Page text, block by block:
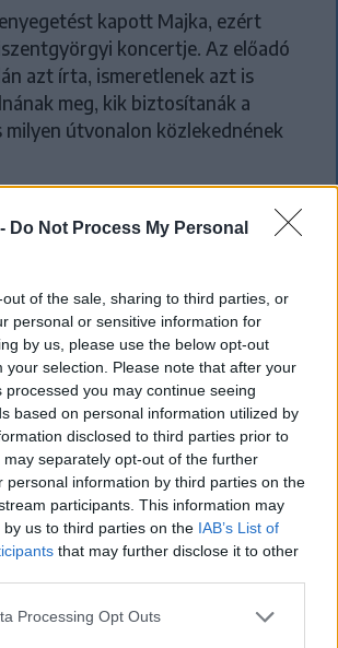
Do Not Process My Personal
of the sale, sharing to third parties, or
personal or sensitive information for
by us, please use the below opt-out
your selection. Please note that after your
processed you may continue seeing
based on personal information utilized by
disclosed to third parties prior to
separately opt-out of the further
personal information by third parties on the
participants. This information may
us to third parties on the IAB’s List of
that may further disclose it to other
Processing Opt Outs
kapott Majka, ezért
koncertje. Az előadó
azt írta, ismeretlenek azt is
meg, kik biztosítanák a
milyen útvonalon közlekednének